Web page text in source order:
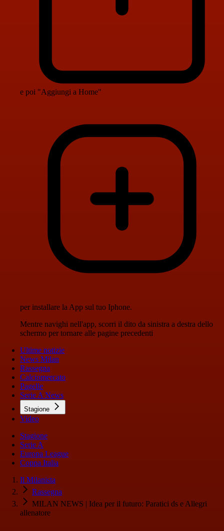
e poi "Aggiungi a Home"
per installare la App sul tuo Iphone.
Mentre navighi nell'app, scorri il dito da sinistra a destra dello
schermo per tornare alle pagine precedenti
Ultime notizie
News Milan
Rassegna
Calciomercato
Pagelle
Serie A News
Stagione
Video
Stagione
Serie A
Europa League
Coppa Italia
Il Milanista
Rassegna
MILAN NEWS | Idea per il futuro: Paratici ds e Allegri
allenatore